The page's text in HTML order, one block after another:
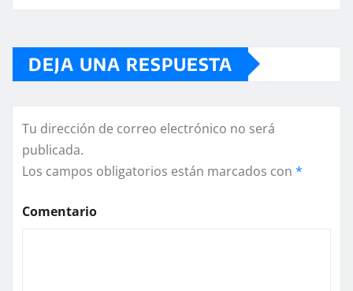
DEJA UNA RESPUESTA
Tu dirección de correo electrónico no será
publicada.
Los campos obligatorios están marcados con *
Comentario